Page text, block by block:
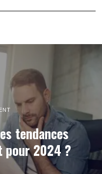
tendances
pour 2024 ?